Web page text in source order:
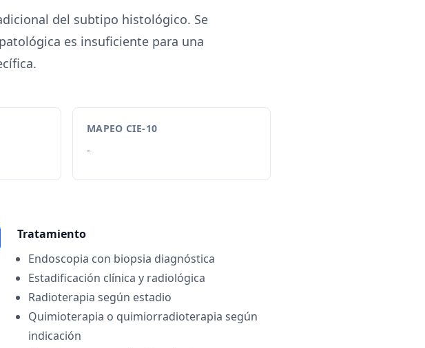
del subtipo histológico. Se
es insuficiente para una
MAPEO CIE-10
-
Tratamiento
Endoscopia con biopsia diagnóstica
Estadificación clínica y radiológica
Radioterapia según estadio
Quimioterapia o quimiorradioterapia según
indicación